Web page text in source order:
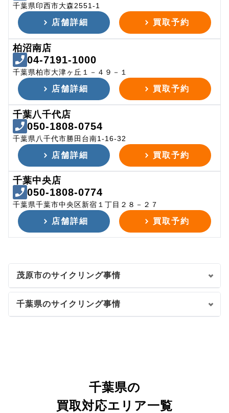
千葉県印西市大森2551-1
店舗詳細 買取予約
柏沼南店
04-7191-1000
千葉県柏市大津ヶ丘１－４９－１
店舗詳細 買取予約
千葉八千代店
050-1808-0754
千葉県八千代市勝田台南1-16-32
店舗詳細 買取予約
千葉中央店
050-1808-0774
千葉県千葉市中央区新宿１丁目２８－２７
店舗詳細 買取予約
茂原市のサイクリング事情
千葉県のサイクリング事情
千葉県の
買取対応エリア一覧